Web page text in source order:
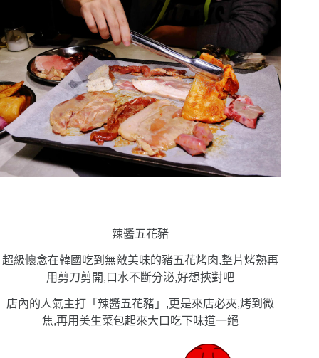
辣醬五花豬
超級懷念在韓國吃到無敵美味的豬五花烤肉,整片烤熟再
用剪刀剪開,口水不斷分泌,好想挾對吧
店內的人氣主打「辣醬五花豬」,更是來店必夾,烤到微
焦,再用美生菜包起來大口吃下味道一絕